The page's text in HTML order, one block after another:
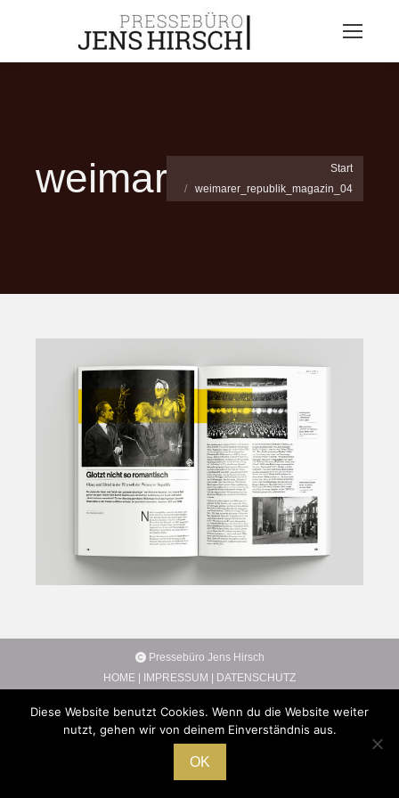
Start
weimarer_republik_magazin_04
Pressebüro Jens Hirsch
HOME
IMPRESSUM DATENSCHUTZ
Diese Website benutzt Cookies. Wenn du die Website weiter
nutzt, gehen wir von deinem Einverständnis aus.
OK